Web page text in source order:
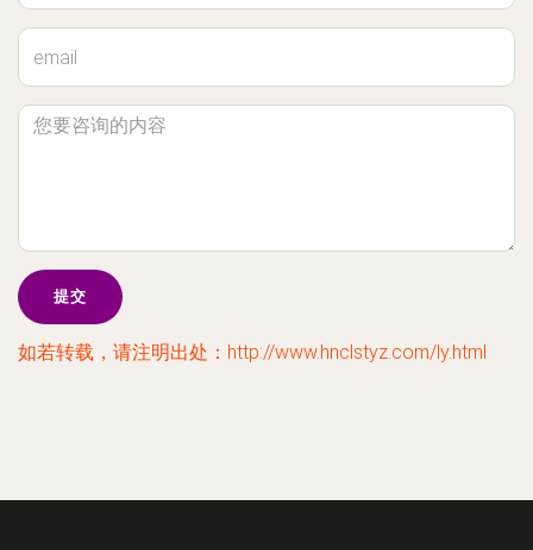
如若转载，请注明出处：http://www.hnclstyz.com/ly.html